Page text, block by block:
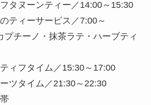
タヌーンティー／14:00～15:30
ティーサービス／7:00～
プチーノ・抹茶ラテ・ハーブティ
ィフタイム／15:30～17:00
ツタイム／21:30～22:30